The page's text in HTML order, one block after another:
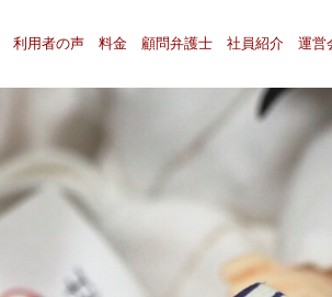
利用者の声 料金 顧問弁護士 社員紹介 運営